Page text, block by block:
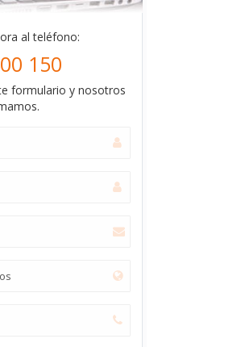
al teléfono:
150
formulario y nosotros